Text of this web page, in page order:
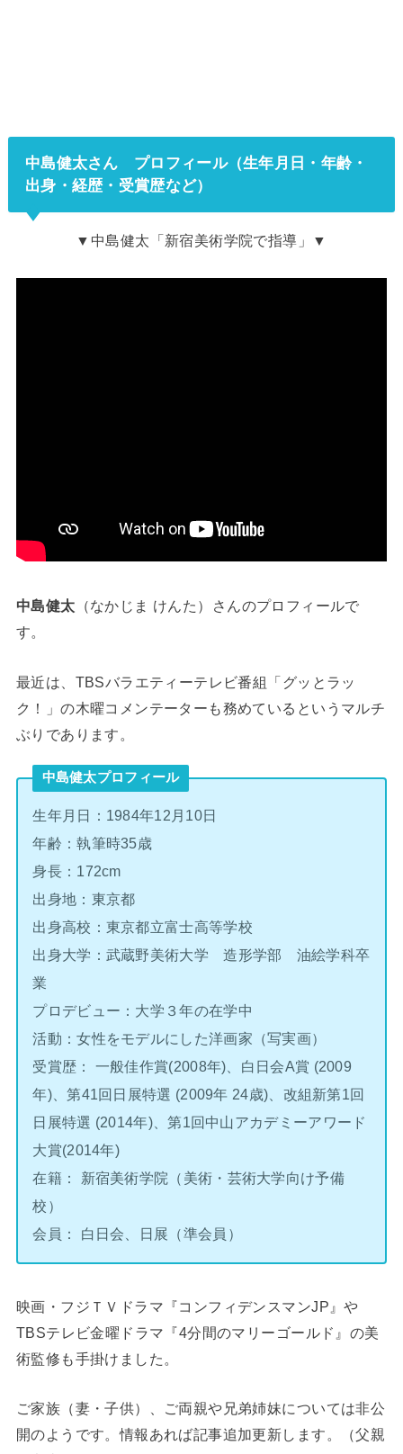
中島健太さん プロフィール（生年月日・年齢・
出身・経歴・受賞歴など）
▼中島健太「新宿美術学院で指導」▼
中島健太 （なかじま けんた）さんのプロフィールで
す。
最近は、TBSバラエティーテレビ番組「グッとラッ
ク！」の木曜コメンテーターも務めているというマルチ
ぶりであります。
中島健太プロフィール
生年月日：1984年12月10日
年齢：執筆時35歳
身長：172cm
出身地：東京都
出身高校：東京都立富士高等学校
出身大学：武蔵野美術大学 造形学部 油絵学科卒
業
プロデビュー：大学３年の在学中
活動：女性をモデルにした洋画家（写実画）
受賞歴： 一般佳作賞(2008年)、白日会A賞 (2009
年)、第41回日展特選 (2009年 24歳)、改組新第1回
日展特選 (2014年)、第1回中山アカデミーアワード
大賞(2014年)
在籍： 新宿美術学院（美術・芸術大学向け予備
校）
会員： 白日会、日展（準会員）
映画・フジＴＶドラマ『コンフィデンスマンJP』や
TBSテレビ金曜ドラマ『4分間のマリーゴールド』の美
術監修も手掛けました。
ご家族（妻・子供）、ご両親や兄弟姉妹については非公
開のようです。情報あれば記事追加更新します。（父親